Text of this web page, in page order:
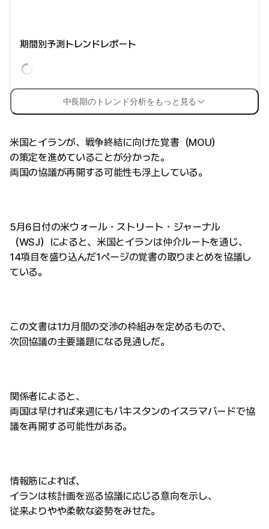
期間別予測トレンドレポート
中長期のトレンド分析をもっと見る
米国とイランが、戦争終結に向けた覚書（MOU）
の策定を進めていることが分かった。
両国の協議が再開する可能性も浮上している。
5月6日付の米ウォール・ストリート・ジャーナル
（WSJ）によると、米国とイランは仲介ルートを通じ、
14項目を盛り込んだ1ページの覚書の取りまとめを協議し
ている。
この文書は1カ月間の交渉の枠組みを定めるもので、
次回協議の主要議題になる見通しだ。
関係者によると、
両国は早ければ来週にもパキスタンのイスラマバードで協
議を再開する可能性がある。
情報筋によれば、
イランは核計画を巡る協議に応じる意向を示し、
従来よりやや柔軟な姿勢をみせた。